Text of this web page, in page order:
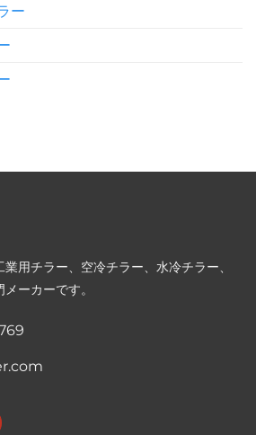
ー
用チラー、空冷チラー、水冷チラー、
ーカーです。